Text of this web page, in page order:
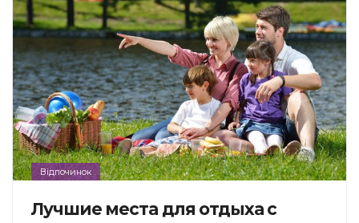
Відпочинок
Лучшие места для отдыха с